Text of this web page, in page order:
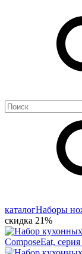
каталогНаборы
скидка 21%